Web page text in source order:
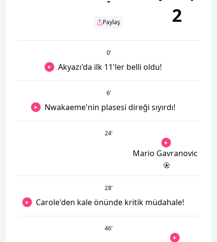
Paylaş 2
0’
Akyazı'da ilk 11'ler belli oldu!
6’
Nwakaeme'nin plasesi direği sıyırdı!
24’
Mario Gavranovic
28’
Carole'den kale önünde kritik müdahale!
46’